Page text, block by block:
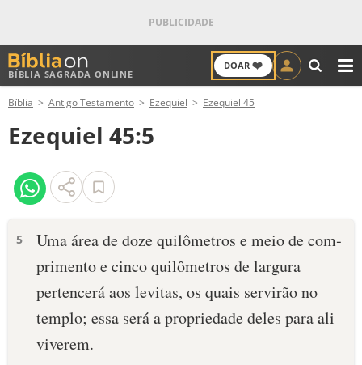
BÍBLIA SAGRADA ONLINE
DOAR ❤️
ANTIGO TESTAMENTO
NOVO TESTAMENTO
VERSÍCULOS
PALAVRA DO DIA
SALMO DO DIA
DEVOCIONAL DIÁRIO
Bíblia Antigo Testamento Ezequiel Ezequiel 45
Ezequiel 45:5
5
Uma área de doze quilômetros e meio de com­
primento e cinco quilômetros de largura
pertencerá aos levitas, os quais servirão no
templo; essa será a propriedade deles para ali
viverem.